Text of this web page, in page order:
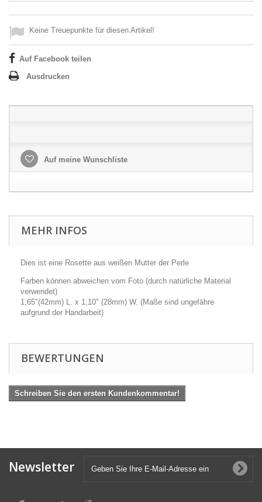
Keine Treuepunkte für diesen Artikel!
Auf Facebook teilen
Ausdrucken
Auf meine Wunschliste
MEHR INFOS
Dies ist eine Rosette aus weißen Mutter der Perle
Farben können abweichen vom Foto (durch natürliche Material
verwendet)
1,65"(42mm) L. x 1,10" (28mm) W. (Maße sind ungefähre
aufgrund der Handarbeit)
BEWERTUNGEN
Schreiben Sie den ersten Kundenkommentar!
Newsletter